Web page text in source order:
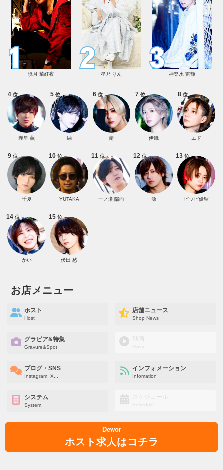
暁月 華紅夜 星乃 りん 神楽水 雷輝
4 位
赤星 薫
5 位
紬
6 位
蘭
7 位
伊織
8位
エド
9 位
千夏
10位
YUTAKA
11 位
一ノ瀬 陽向
12 位
源
13 位
ピッピ優聖
14位
かい
15位
伏田 愁
お店メニュー
ホスト
Host
店舗ニュース
Shop News
グラビア&特集
Gravure&Spot Movie
ブログ・SNS
Instagram, X...
インフォメーション
Infomation
システム
System
スケジュール
Schedule
Dewor
ホスト求人はコチラ